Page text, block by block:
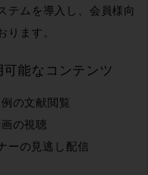
テムを導入し、会員様向
ります。
能なコンテンツ
の文献閲覧
の視聴
ーの見逃し配信